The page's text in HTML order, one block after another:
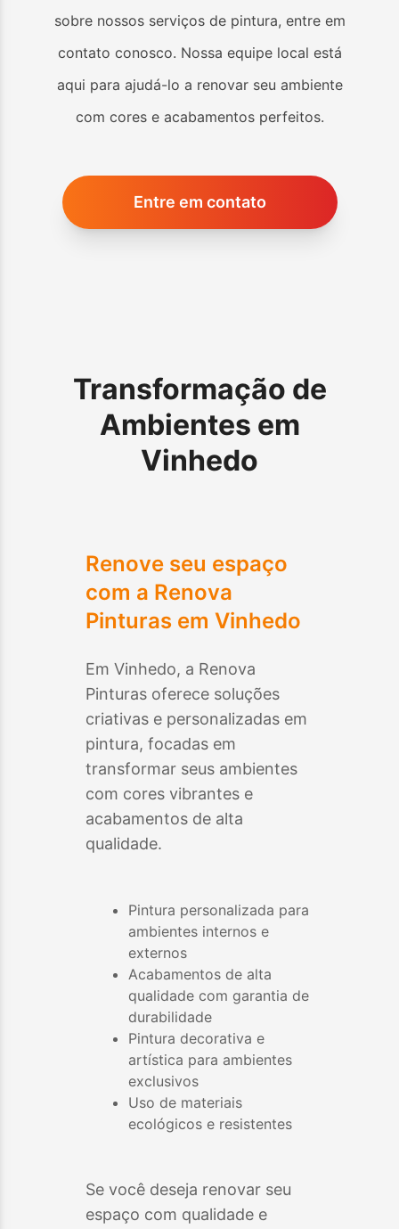
sobre nossos serviços de pintura, entre em
contato conosco. Nossa equipe local está
aqui para ajudá-lo a renovar seu ambiente
com cores e acabamentos perfeitos.
Entre em contato
Transformação de
Ambientes em
Vinhedo
Renove seu espaço
com a Renova
Pinturas em Vinhedo
Em Vinhedo, a Renova
Pinturas oferece soluções
criativas e personalizadas em
pintura, focadas em
transformar seus ambientes
com cores vibrantes e
acabamentos de alta
qualidade.
Pintura personalizada para
ambientes internos e
externos
Acabamentos de alta
qualidade com garantia de
durabilidade
Pintura decorativa e
artística para ambientes
exclusivos
Uso de materiais
ecológicos e resistentes
Se você deseja renovar seu
espaço com qualidade e